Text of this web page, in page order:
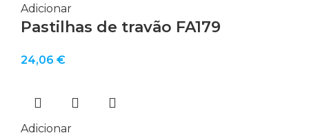
Adicionar
Pastilhas de travão FA179
24,06 €
Adicionar